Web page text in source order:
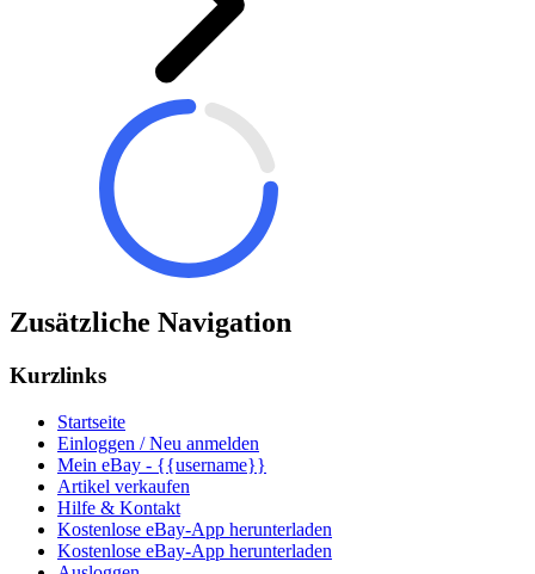
Zusätzliche Navigation
Kurzlinks
Startseite
Einloggen / Neu anmelden
Mein eBay - {{username}}
Artikel verkaufen
Hilfe & Kontakt
Kostenlose eBay-App herunterladen
Kostenlose eBay-App herunterladen